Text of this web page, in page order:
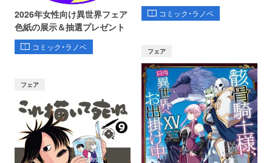
2026年女性向け異世界フェア
色紙の展示＆抽選プレゼント
コミック・ラノベ
コミック・ラノベ
フェア
フェア